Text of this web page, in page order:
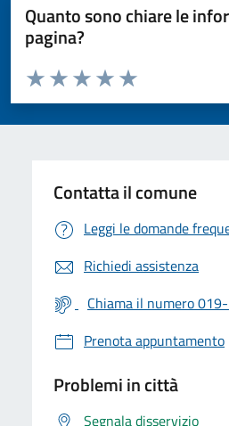
Quanto sono chiare le
pagina?
Valuta da 1 a 5 stelle la pagina
Valuta 5 stelle su
Valuta 4 stelle su 5
Valuta 3 stelle su 5
Valuta 2 stelle su 5
Valuta 1 stelle su 5
Contatta il comune
Leggi le domande
Richiedi assistenza
Chiama il numero
Prenota appuntamento
Problemi in città
Segnala disservizio